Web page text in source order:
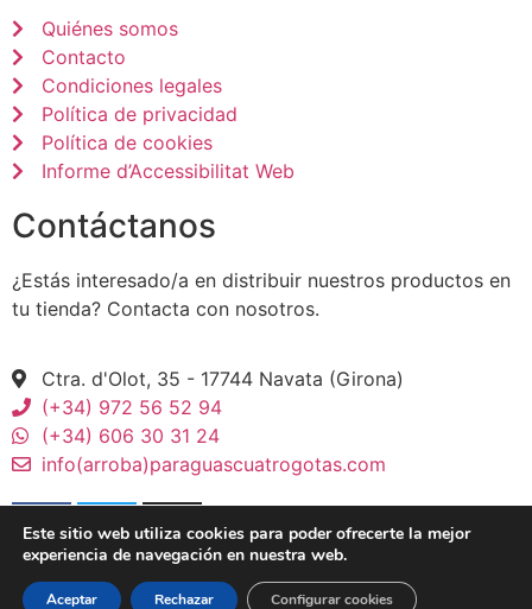
Quiénes somos
Contacto
Condiciones legales
Política de privacidad
Política de cookies
Informe d’Accessibilitat Web
Contáctanos
¿Estás interesado/a en distribuir nuestros productos en
tu tienda? Contacta con nosotros.
Ctra. d'Olot, 35 - 17744 Navata (Girona)
(+34) 972 56 52 94
(+34) 606 30 31 24
info(arroba)paraguascuatrogotas.com
© 2026 Paraguas CuatroGotas - All Rights Reserved
Este sitio web utiliza cookies para poder ofrecerte la mejor
experiencia de navegación en nuestra web.
Aceptar Rechazar Configurar cookies